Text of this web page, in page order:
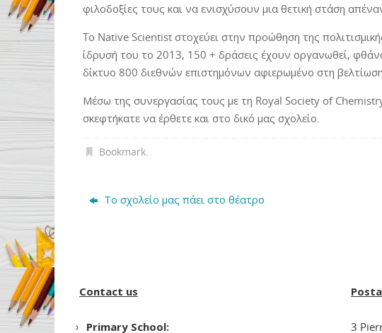
φιλοδοξίες τους και να ενισχύσουν μια θετική στάση
To Native Scientist στοχεύει στην προώθηση της
ίδρυσή του το 2013, 150 + δράσεις έχουν οργανωθεί,
δίκτυο 800 διεθνών επιστημόνων αφιερωμένο στη
Μέσω της συνεργασίας τους με τη Royal Society of
σκεφτήκατε να έρθετε και στο δικό μας σχολείο.
Bookmark.
Το σχολείο μας πάει στο θέατρο
Contact us
Primary School: 3